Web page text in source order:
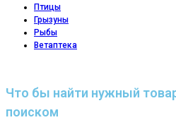
Птицы
Грызуны
Рыбы
Ветаптека
Что бы найти нужный
поиском